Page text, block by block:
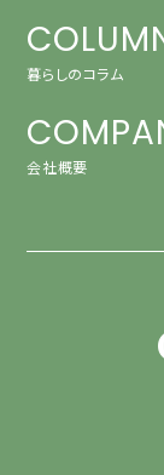
暮らしのコラム
会社概要